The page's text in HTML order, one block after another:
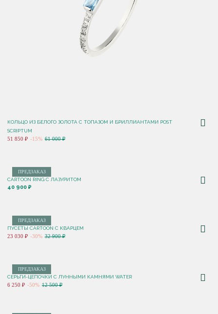
КОЛЬЦО ИЗ БЕЛОГО ЗОЛОТА С ТОПАЗОМ И БРИЛЛИАНТАМИ POST
SCRIPTUM
51 850 ₽ -15% 61 000 ₽
ПРЕДЗАКАЗ
CARTOON RING С ЛАЗУРИТОМ
40 900 ₽
ПРЕДЗАКАЗ
ПУСЕТЫ CARTOON С КВАРЦЕМ
23 030 ₽ -30% 32 900 ₽
ПРЕДЗАКАЗ
СЕРЬГИ-ЦЕПОЧКИ С ЛУННЫМИ КАМНЯМИ WATER
6 250 ₽ -50% 12 500 ₽